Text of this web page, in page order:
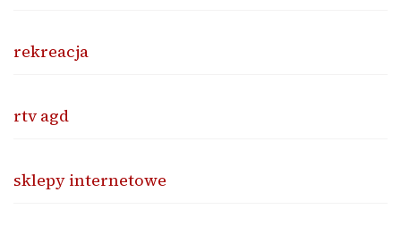
rekreacja
rtv agd
sklepy internetowe